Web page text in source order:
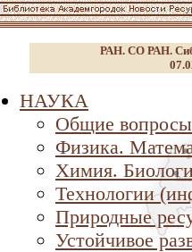
РАН. СО РАН.
НАУКА
Общие вопросы
Физика.
Химия.
Технологии
Природные
Устойчивое